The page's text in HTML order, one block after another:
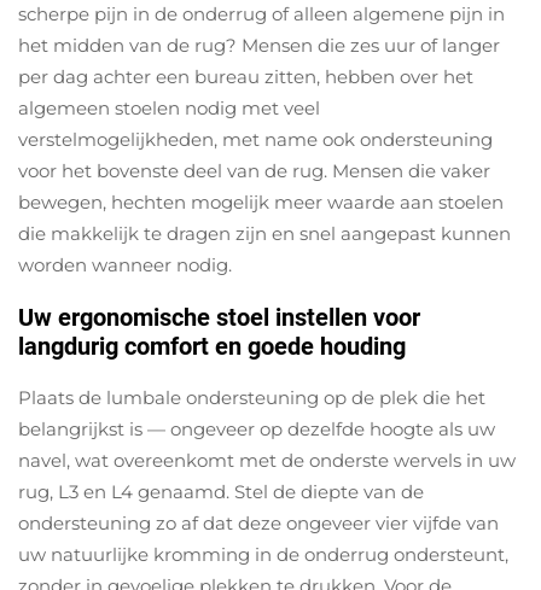
scherpe pijn in de onderrug of alleen algemene pijn in
het midden van de rug? Mensen die zes uur of langer
per dag achter een bureau zitten, hebben over het
algemeen stoelen nodig met veel
verstelmogelijkheden, met name ook ondersteuning
voor het bovenste deel van de rug. Mensen die vaker
bewegen, hechten mogelijk meer waarde aan stoelen
die makkelijk te dragen zijn en snel aangepast kunnen
worden wanneer nodig.
Uw ergonomische stoel instellen voor
langdurig comfort en goede houding
Plaats de lumbale ondersteuning op de plek die het
belangrijkst is — ongeveer op dezelfde hoogte als uw
navel, wat overeenkomt met de onderste wervels in uw
rug, L3 en L4 genaamd. Stel de diepte van de
ondersteuning zo af dat deze ongeveer vier vijfde van
uw natuurlijke kromming in de onderrug ondersteunt,